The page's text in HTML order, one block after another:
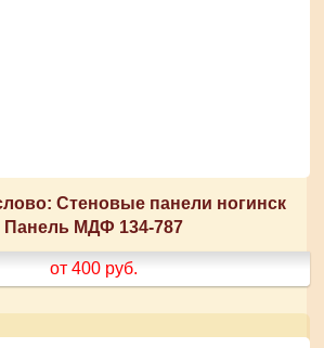
Стеновые панели ногинск
Панель МДФ 134-787
от 400 руб.